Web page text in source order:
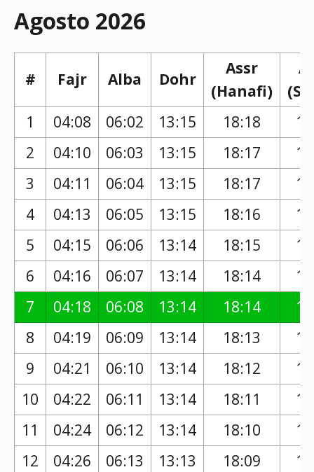
Agosto 2026
# Fajr Alba Dohr
Assr
(Hanafi)
1
04:08 06:02 13:15 18:18
2
04:10 06:03 13:15 18:17
3
04:11 06:04 13:15 18:17
4
04:13 06:05 13:15 18:16
5
04:15 06:06 13:14 18:15
6
04:16 06:07 13:14 18:14
7
04:18 06:08 13:14 18:14
8
04:19 06:09 13:14 18:13
9
04:21 06:10 13:14 18:12
10
04:22 06:11 13:14 18:11
11
04:24 06:12 13:14 18:10
12
04:26 06:13 13:13 18:09